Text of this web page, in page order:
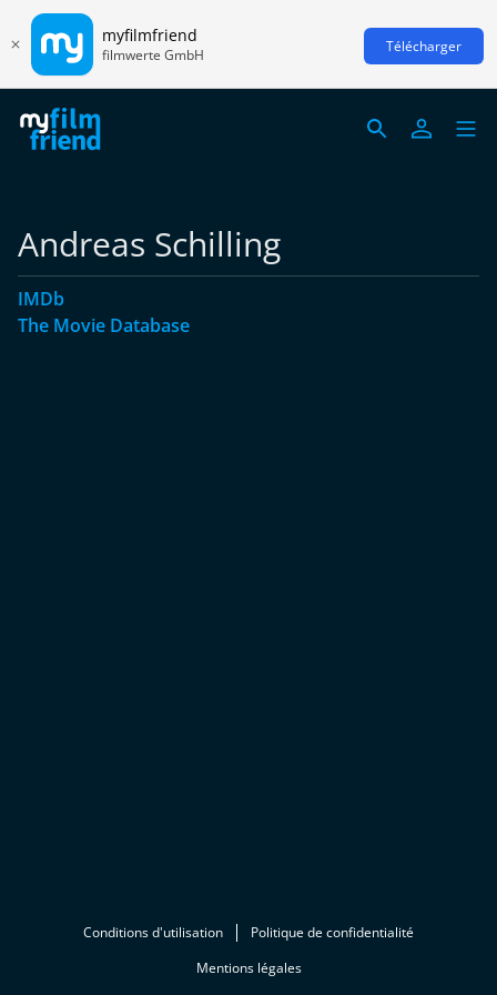
myfilmfriend
filmwerte GmbH Télécharger
Andreas Schilling
IMDb
The Movie Database
Conditions d'utilisation
Politique de confidentialité
Mentions légales